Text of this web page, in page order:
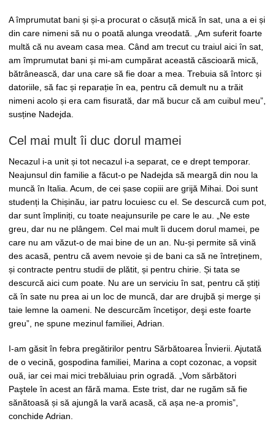
A împrumutat bani și și-a procurat o căsuță mică în sat, una a ei și
din care nimeni să nu o poată alunga vreodată. „Am suferit foarte
multă că nu aveam casa mea. Când am trecut cu traiul aici în sat,
am împrumutat bani și mi-am cumpărat această căscioară mică,
bătrânească, dar una care să fie doar a mea. Trebuia să întorc și
datoriile, să fac și reparație în ea, pentru că demult nu a trăit
nimeni acolo și era cam fisurată, dar mă bucur că am cuibul meu”,
susține Nadejda.
Cel mai mult îi duc dorul mamei
Necazul i-a unit și tot necazul i-a separat, ce e drept temporar.
Neajunsul din familie a făcut-o pe Nadejda să meargă din nou la
muncă în Italia. Acum, de cei șase copiii are grijă Mihai. Doi sunt
studenți la Chișinău, iar patru locuiesc cu el. Se descurcă cum pot,
dar sunt împliniți, cu toate neajunsurile pe care le au. „Ne este
greu, dar nu ne plângem. Cel mai mult îi ducem dorul mamei, pe
care nu am văzut-o de mai bine de un an. Nu-și permite să vină
des acasă, pentru că avem nevoie și de bani ca să ne întreținem,
și contracte pentru studii de plătit, și pentru chirie. Și tata se
descurcă aici cum poate. Nu are un serviciu în sat, pentru că știți
că în sate nu prea ai un loc de muncă, dar are drujbă și merge și
taie lemne la oameni. Ne descurcăm încetişor, deşi este foarte
greu”, ne spune mezinul familiei, Adrian.
I-am găsit în febra pregătirilor pentru Sărbătoarea Învierii. Ajutată
de o vecină, gospodina familiei, Marina a copt cozonac, a vopsit
ouă, iar cei mai mici trebăluiau prin ogradă. „Vom sărbători
Paştele în acest an fără mama. Este trist, dar ne rugăm să fie
sănătoasă și să ajungă la vară acasă, că așa ne-a promis”,
conchide Adrian.